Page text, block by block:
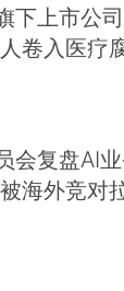
下上市公
卷入医疗
会复盘AI
海外竞对